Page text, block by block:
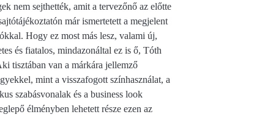
nem sejthették, amit a tervezőnő az előtte
már ismertetett a megjelent
Hogy ez most más lesz, valami új,
és fiatalos, mindazonáltal ez is ő, Tóth
tisztában van a márkára jellemző
mint a visszafogott színhasználat, a
szabásvonalak és a business look
élményben lehetett része ezen az